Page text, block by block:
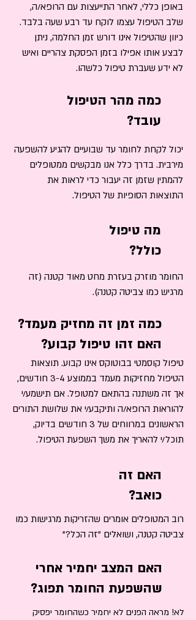
באופן כללי, לאחר התייעצות עם הרופא/ה,
שלב הטיפול עצמו לוקח עד רבע שעה בלבד.
כיוון שהטיפול אינו דורש זמן החלמה, ניתן
לבצע אותו אפילו בזמן הפסקת צהריים ואיש
לא ידע שעברת טיפול כלשהו.
כמה מהר הטיפול
עובד?
יכול לקחת לחומר עד שבועיים להגיע להשפעה
מירבית. בדרך כלל אנו מבקשים ממטופלים
להמתין שזמן זה יעבור כדי לראות את
התוצאות הסופיות של הטיפול.
מה טיפול
כולל?
החומר מוזרק בעזרת מחט מאוד קטנה (זה
מרגיש כמו צביטה קטנה).
כמה זמן זה מחזיק מעמד?
האם זהו טיפול קבוע?​
טיפול קוסמטי בבוטוקס אינו קבוע. תוצאות
הטיפול מחזיקות מעמד בממוצע 3-4 חודשים,
אך זה משתנה בהתאם למטופל. אם תישמע/י
להוראות הרופא/ה ותיקבע/י את שלושת התורים
הראשונים במרווחים של 3 חודשים בדיוק,
תוכל/י להאריך את משך השפעת הטיפול.
האם זה
כואב?
רוב המטופלים אומרים שהזריקות מרגישות כמו
צביטה קטנה, ושואלים "זה הכל?"
האם המצב יחמיר אחרי
שהשפעת החומר תפוג?​
לא! מראה הפנים לא יחמיר כשהחומר יפסיק